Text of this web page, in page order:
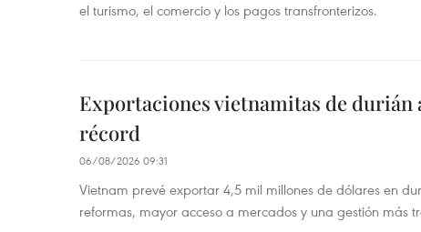
el turismo, el comercio y los pagos transfronterizos.
Exportaciones vietnamitas de durián
récord
06/08/2026 09:31
Vietnam prevé exportar 4,5 mil millones de dólares en
reformas, mayor acceso a mercados y una gestión más